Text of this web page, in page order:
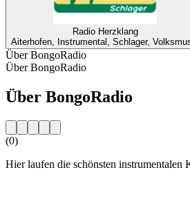
Radio Herzklang
Aiterhofen, Instrumental, Schlager,
Über BongoRadio
Über BongoRadio
Über BongoRadio
(0)
Hier laufen die schönsten instrumentalen